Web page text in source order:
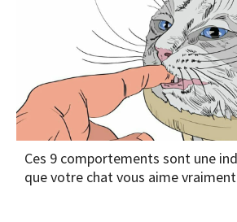
Ces 9 comportements sont une
que votre chat vous aime vraiment